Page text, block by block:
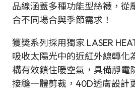
品線涵蓋多種功能型絲襪，從
合不同場合與季節需求！
獲奬系列採用獨家 LASER
吸收太陽光中的近紅外線轉化
構有效鎖住暖空氣，具備靜電
接縫一體剪裁，40D透膚設計